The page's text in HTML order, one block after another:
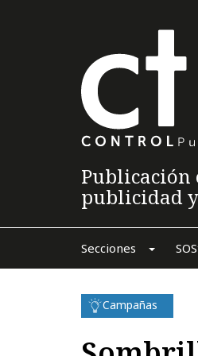
Publicación
publicidad
Secciones
Campañas